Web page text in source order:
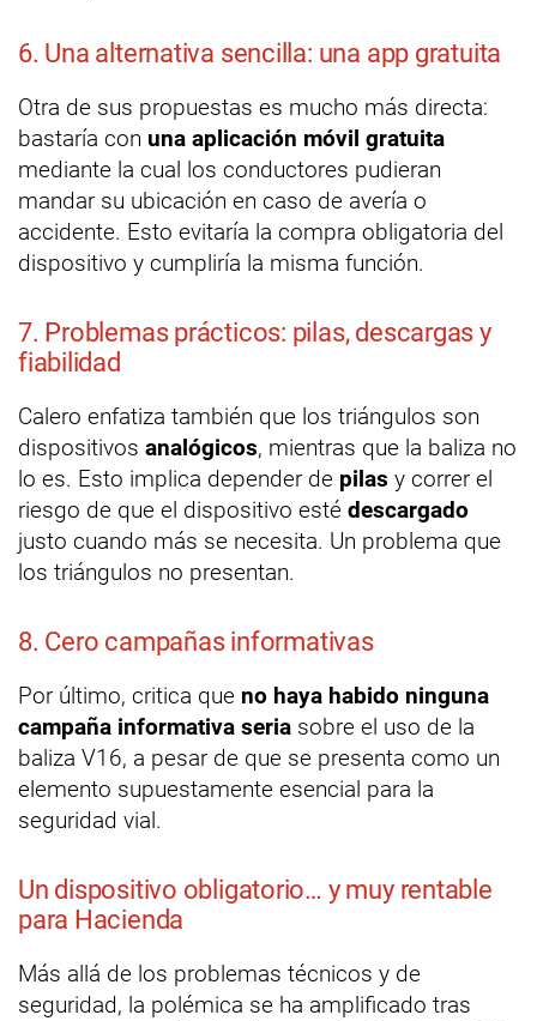
6. Una alternativa sencilla: una app gratuita
Otra de sus propuestas es mucho más directa:
bastaría con una aplicación móvil gratuita
mediante la cual los conductores pudieran
mandar su ubicación en caso de avería o
accidente. Esto evitaría la compra obligatoria del
dispositivo y cumpliría la misma función.
7. Problemas prácticos: pilas, descargas y
fiabilidad
Calero enfatiza también que los triángulos son
dispositivos analógicos, mientras que la baliza no
lo es. Esto implica depender de pilas y correr el
riesgo de que el dispositivo esté descargado
justo cuando más se necesita. Un problema que
los triángulos no presentan.
8. Cero campañas informativas
Por último, critica que no haya habido ninguna
campaña informativa seria sobre el uso de la
baliza V16, a pesar de que se presenta como un
elemento supuestamente esencial para la
seguridad vial.
Un dispositivo obligatorio… y muy rentable
para Hacienda
Más allá de los problemas técnicos y de
seguridad, la polémica se ha amplificado tras